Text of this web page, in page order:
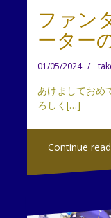
ファン
ーター
01/05/2024
あけましておめ
ろしく[…]
Continue